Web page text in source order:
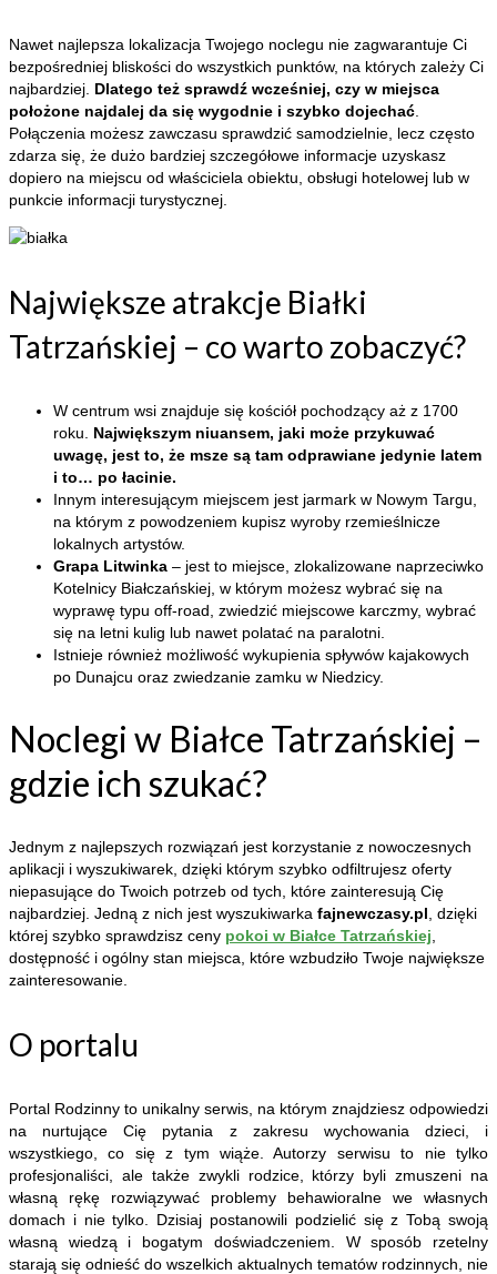
Nawet najlepsza lokalizacja Twojego noclegu nie zagwarantuje Ci
bezpośredniej bliskości do wszystkich punktów, na których zależy Ci
najbardziej. Dlatego też sprawdź wcześniej, czy w miejsca
położone najdalej da się wygodnie i szybko dojechać
Połączenia możesz zawczasu sprawdzić samodzielnie, lecz często
zdarza się, że dużo bardziej szczegółowe informacje uzyskasz
dopiero na miejscu od właściciela obiektu, obsługi hotelowej lub w
punkcie informacji turystycznej.
Największe atrakcje Białki
Tatrzańskiej – co warto zobaczyć?
W centrum wsi znajduje się kościół pochodzący aż z 1700
roku. Największym niuansem, jaki może przykuwać
uwagę, jest to, że msze są tam odprawiane jedynie latem
i to… po łacinie.
Innym interesującym miejscem jest jarmark w Nowym Targu,
na którym z powodzeniem kupisz wyroby rzemieślnicze
lokalnych artystów.
Grapa Litwinka – jest to miejsce, zlokalizowane naprzeciwko
Kotelnicy Białczańskiej, w którym możesz wybrać się na
wyprawę typu off-road, zwiedzić miejscowe karczmy, wybrać
się na letni kulig lub nawet polatać na paralotni.
Istnieje również możliwość wykupienia spływów kajakowych
po Dunajcu oraz zwiedzanie zamku w Niedzicy.
Noclegi w Białce Tatrzańskiej –
gdzie ich szukać?
Jednym z najlepszych rozwiązań jest korzystanie z nowoczesnych
aplikacji i wyszukiwarek, dzięki którym szybko odfiltrujesz oferty
niepasujące do Twoich potrzeb od tych, które zainteresują Cię
najbardziej. Jedną z nich jest wyszukiwarka fajnewczasy.pl , dzięki
której szybko sprawdzisz ceny pokoi w Białce Tatrzańskiej
dostępność i ogólny stan miejsca, które wzbudziło Twoje największe
zainteresowanie.
O portalu
Portal Rodzinny to unikalny serwis, na którym znajdziesz odpowiedzi
na nurtujące Cię pytania z zakresu wychowania dzieci, i
wszystkiego, co się z tym wiąże. Autorzy serwisu to nie tylko
profesjonaliści, ale także zwykli rodzice, którzy byli zmuszeni na
własną rękę rozwiązywać problemy behawioralne we własnych
domach i nie tylko. Dzisiaj postanowili podzielić się z Tobą swoją
własną wiedzą i bogatym doświadczeniem. W sposób rzetelny
starają się odnieść do wszelkich aktualnych tematów rodzinnych, nie